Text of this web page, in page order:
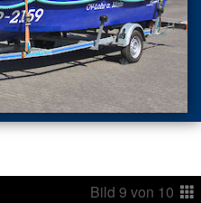
Bild 9 von 10